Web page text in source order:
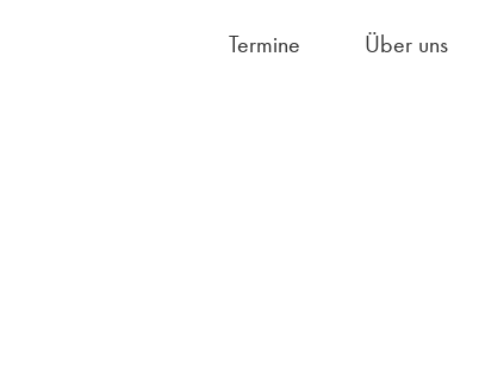
Termine Über uns